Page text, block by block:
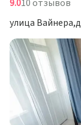
9.010 отзывов